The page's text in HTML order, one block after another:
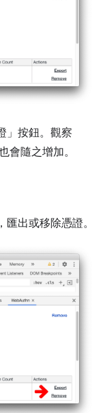
按鈕。觀察
會隨之增加。
匯出或移除憑證。